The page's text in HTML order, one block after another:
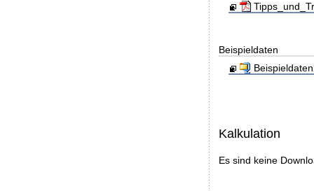
Beispieldaten
Kalkulation
Es sind keine